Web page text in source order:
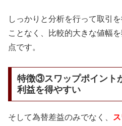
しっかりと分析を行って取引
ことなく、比較的大きな値幅
点です。
特徴③スワップポイント
利益を得やすい
そして為替差益のみでなく、